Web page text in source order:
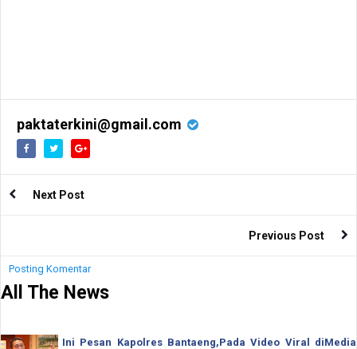
paktaterkini@gmail.com
Next Post
Previous Post
Posting Komentar
All The News
Ini Pesan Kapolres Bantaeng,Pada Video Viral diMedia